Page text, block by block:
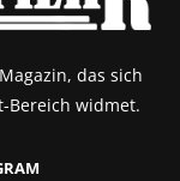
das sich
Bereich widmet.